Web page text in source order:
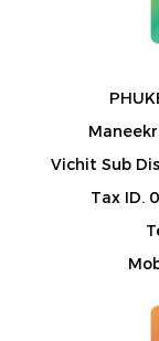
Vichit Sub
Tax ID.